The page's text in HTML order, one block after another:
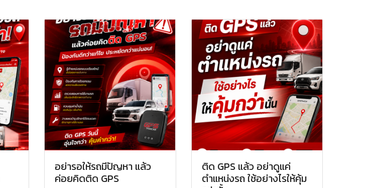
อย่ารอให้รถมีปัญหา แล้ว
ค่อยคิดติด GPS
ติด GPS แล้ว อย่าดูแค่
ตำแหน่งรถ ใช้อย่างไรให้คุ้ม